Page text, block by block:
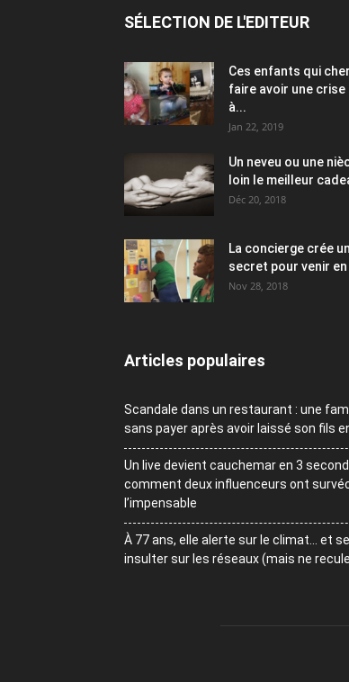
SÉLECTION DE L'EDITEUR
Ces enfants qui
faire avoir une
à...
Jan 22, 2019
Un neveu ou une
loin le meilleur
Déc 20, 2018
La concierge crée
secret pour venir en
Nov 28, 2018
Articles populaires
Scandale dans un restaurant : une
sans payer après avoir laissé son fils
Un live devient cauchemar en 3
comment deux influenceurs ont
l’impensable
À 77 ans, elle alerte sur le climat… et
insulter sur les réseaux (mais ne